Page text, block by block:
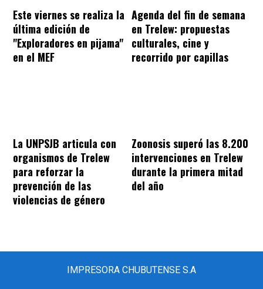
Este viernes se realiza la
última edición de
"Exploradores en pijama"
en el MEF
Agenda del fin de semana
en Trelew: propuestas
culturales, cine y
recorrido por capillas
La UNPSJB articula con
organismos de Trelew
para reforzar la
prevención de las
violencias de género
Zoonosis superó las 8.200
intervenciones en Trelew
durante la primera mitad
del año
IMPRESORA CHUBUTENSE S.A